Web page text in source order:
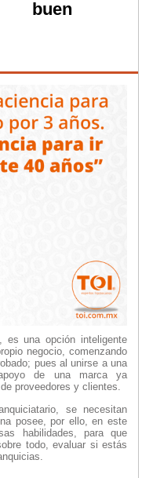
buen
es una opción inteligente
negocio, comenzando
pues al unirse a una
de una marca ya
proveedores y clientes.
se necesitan
posee, por ello, en este
habilidades, para que
todo, evaluar si estás